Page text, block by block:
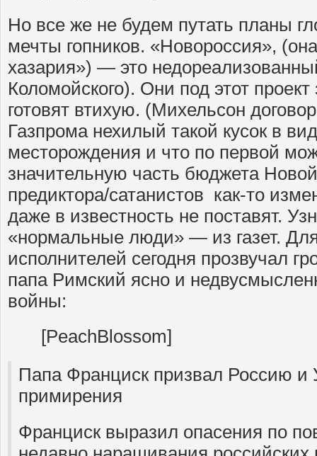
Но все же не будем путать планы
мечты гопников. «Новороссия»,
хазария») — это
Коломойского). Они под этот
готовят втихую. (Михельсон
Газпрома нехилый такой кусок в
месторождения и что по первой
значительную часть бюджета
предиктора/сатанистов как-то
даже в известность не поставят.
«нормальные люди» — из газет.
исполнителей сегодня прозвучал
папа Римский ясно и
войны:
[PeachBlossom]
Папа Франциск призвал Россию и
примирения
Франциск выразил опасения по